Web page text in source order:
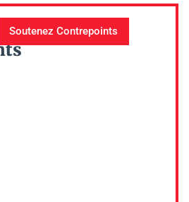
Soutenez Contrepoints